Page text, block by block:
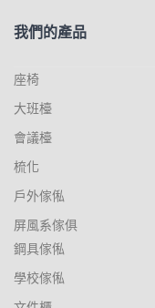
我們的產品
座椅
大班檯
會議檯
梳化
戶外傢俬
屏風系傢俱
鋼具傢俬
學校傢俬